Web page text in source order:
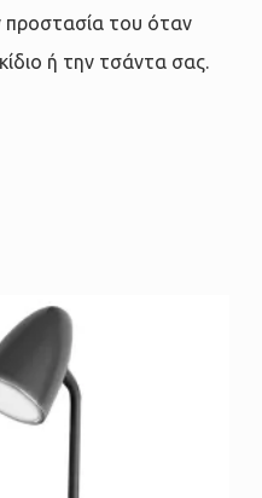
προστασία του όταν
ή την τσάντα σας.